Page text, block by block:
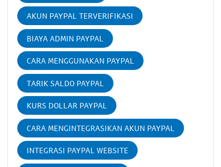
AKUN PAYPAL TERVERIFIKASI
BIAYA ADMIN PAYPAL
CARA MENGGUNAKAN PAYPAL
TARIK SALDO PAYPAL
KURS DOLLAR PAYPAL
CARA MENGINTEGRASIKAN AKUN PAYPAL
INTEGRASI PAYPAL WEBSITE